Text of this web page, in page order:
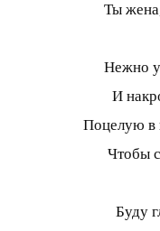
Ты
Нежно
И
Поцелую в
Чтобы
Буду